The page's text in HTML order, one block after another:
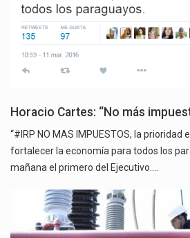
Horacio Cartes: “No más
“#IRP NO MAS IMPUESTOS, la prioridad
fortalecer la economía para todos los
mañana el primero del Ejecutivo.…